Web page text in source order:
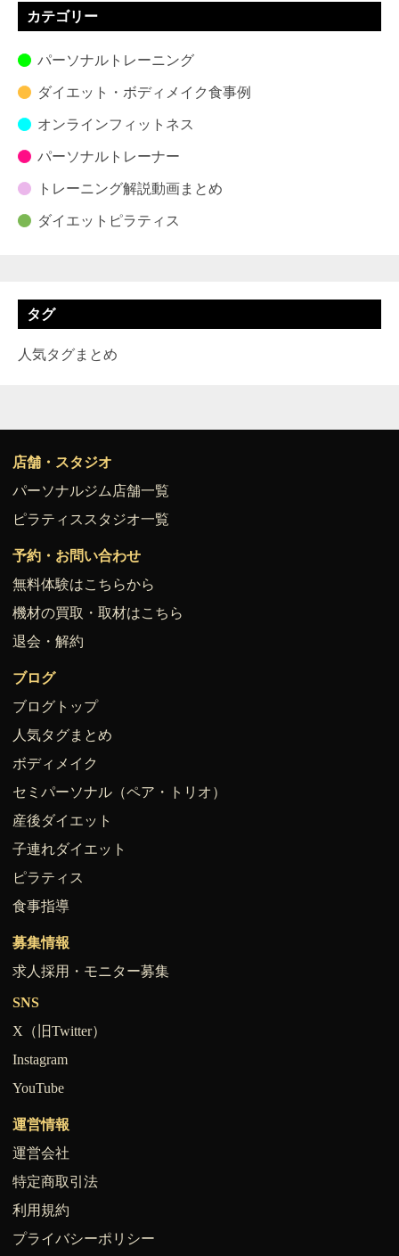
カテゴリー
パーソナルトレーニング
ダイエット・ボディメイク食事例
オンラインフィットネス
パーソナルトレーナー
トレーニング解説動画まとめ
ダイエットピラティス
タグ
人気タグまとめ
店舗・スタジオ
パーソナルジム店舗一覧
ピラティススタジオ一覧
予約・お問い合わせ
無料体験はこちらから
機材の買取・取材はこちら
退会・解約
ブログ
ブログトップ
人気タグまとめ
ボディメイク
セミパーソナル（ペア・トリオ）
産後ダイエット
子連れダイエット
ピラティス
食事指導
募集情報
求人採用・モニター募集
SNS
X（旧Twitter）
Instagram
YouTube
運営情報
運営会社
特定商取引法
利用規約
プライバシーポリシー